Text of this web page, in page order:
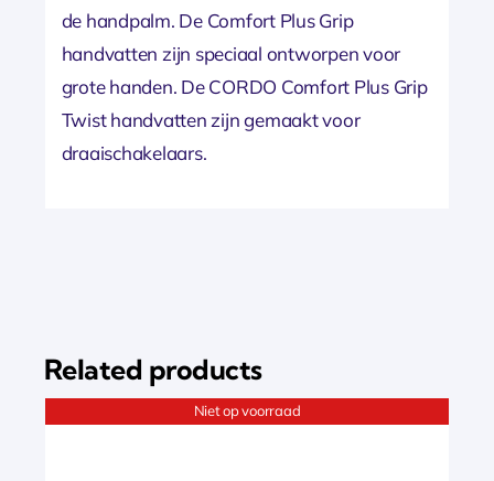
de handpalm. De Comfort Plus Grip
handvatten zijn speciaal ontworpen voor
grote handen. De CORDO Comfort Plus Grip
Twist handvatten zijn gemaakt voor
draaischakelaars.
Related products
Niet op voorraad